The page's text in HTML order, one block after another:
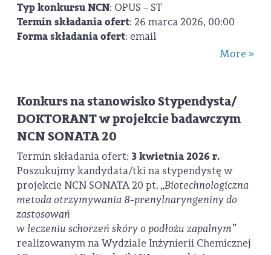
Typ konkursu NCN: OPUS – ST
Termin składania ofert: 26 marca 2026, 00:00
Forma składania ofert: email
More »
Konkurs na stanowisko Stypendysta/
DOKTORANT w projekcie badawczym
NCN SONATA 20
Termin składania ofert: 3 kwietnia 2026 r.
Poszukujmy kandydata/tki na stypendystę w
projekcie NCN SONATA 20 pt.„Biotechnologiczna
metoda otrzymywania 8-prenylnaryngeniny do
zastosowań
w leczeniu schorzeń skóry o podłożu zapalnym”
realizowanym na Wydziale Inżynierii Chemicznej